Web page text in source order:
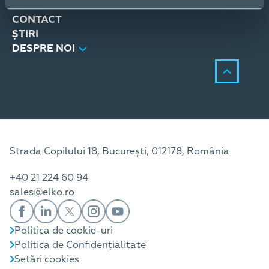
SERVICII
CONTACT
ȘTIRI
DESPRE NOI
Strada Copilului 18, București, 012178, România
+40 21 224 60 94
sales@elko.ro
Politica de cookie-uri
Politica de Confidențialitate
Setări cookies